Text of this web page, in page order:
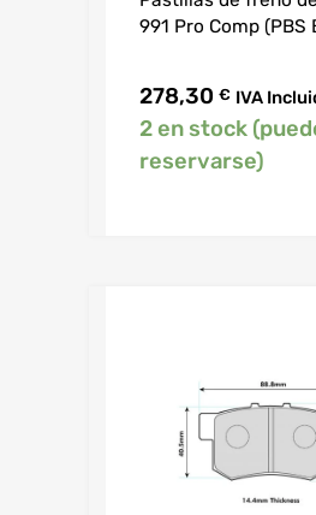
991 Pro Comp (PBS
278,30 € IVA
2 en stock
reservarse)